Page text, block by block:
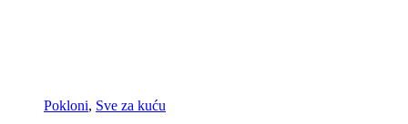
Pokloni, Sve za kuću